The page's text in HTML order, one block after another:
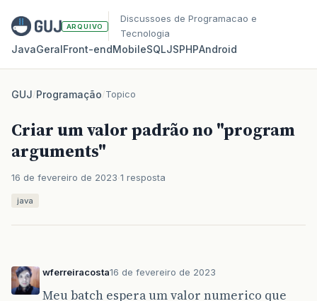
ARQUIVO
Discussoes de Programacao e
Tecnologia
JavaGeralFront‑endMobileSQLJSPHPAndroid
GUJ/Programação/Topico
Criar um valor padrão no "program
arguments"
16 de fevereiro de 2023 1 resposta
java
wferreiracosta16 de fevereiro de 2023
Meu batch espera um valor numerico que